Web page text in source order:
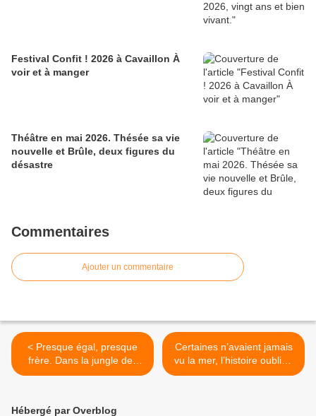
Festival Confit ! 2026 à Cavaillon À
voir et à manger
Théâtre en mai 2026. Thésée sa vie
nouvelle et Brûle, deux figures du
désastre
Commentaires
Ajouter un commentaire
< Presque égal, presque
frère. Dans la jungle des
villes.
Certaines n’avaient jamais
vu la mer, l’histoire oubliée
des Japonaises
Hébergé par Overblog